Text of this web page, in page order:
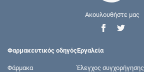
Ακουλουθήστε μας
Φαρμακευτικός οδηγός
Φάρμακα
Εργαλεία
Έλεγχος συγχορήγησης